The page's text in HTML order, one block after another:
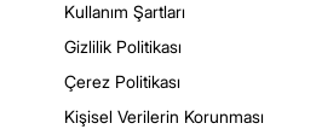
Kullanım Şartları
Gizlilik Politikası
Çerez Politikası
Kişisel Verilerin Korunması